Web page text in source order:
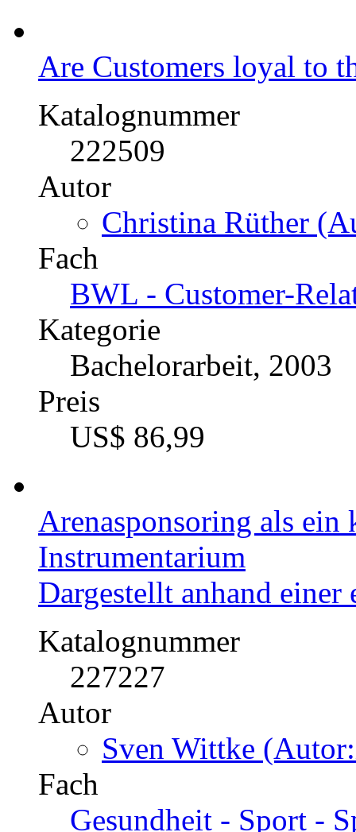
Are Customers loyal to
Katalognummer
222509
Autor
Christina Rüther
Fach
BWL - Customer-
Kategorie
Bachelorarbeit, 2003
Preis
US$ 86,99
Arenasponsoring als
Instrumentarium
Dargestellt anhand einer
Katalognummer
227227
Autor
Sven Wittke
Fach
Gesundheit - Sport -